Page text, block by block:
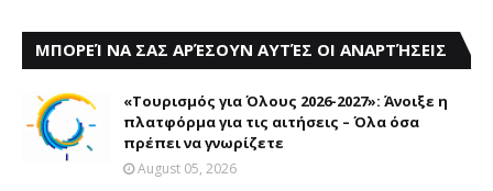
ΜΠΟΡΕΊ ΝΑ ΣΑΣ ΑΡΈΣΟΥΝ ΑΥΤΈΣ ΟΙ ΑΝΑΡΤΉΣΕΙΣ
«Τουρισμός για Όλους 2026-2027»: Άνοιξε η
πλατφόρμα για τις αιτήσεις – Όλα όσα
πρέπει να γνωρίζετε
August 05, 2026